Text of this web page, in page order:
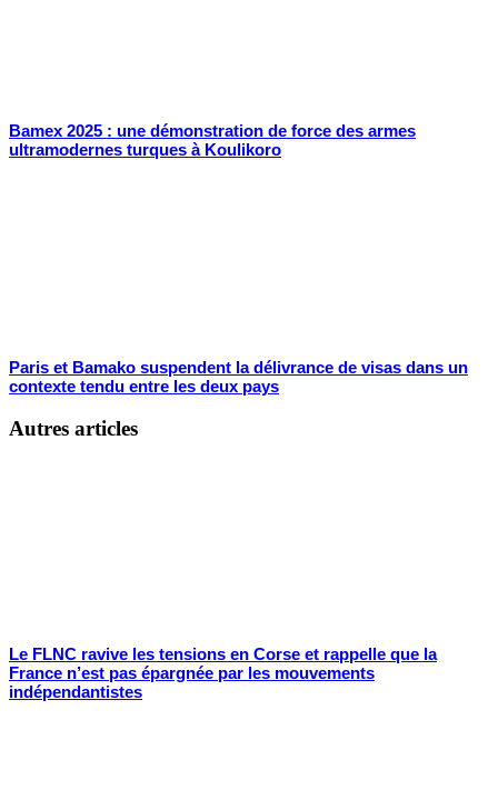
Bamex 2025 : une démonstration de force des armes
ultramodernes turques à Koulikoro
Paris et Bamako suspendent la délivrance de visas dans un
contexte tendu entre les deux pays
Autres articles
Le FLNC ravive les tensions en Corse et rappelle que la
France n’est pas épargnée par les mouvements
indépendantistes